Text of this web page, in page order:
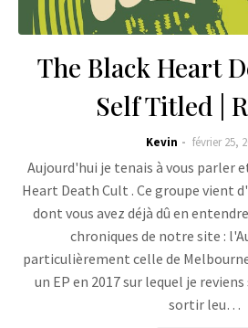
The Black Heart
Self Titled |
Kevin février 25,
Aujourd'hui je tenais à vous parler
Heart Death Cult . Ce groupe vient
dont vous avez déjà dû en
chroniques de notre site :
particulièrement celle de
un EP en 2017 sur lequel je
sortir leu…